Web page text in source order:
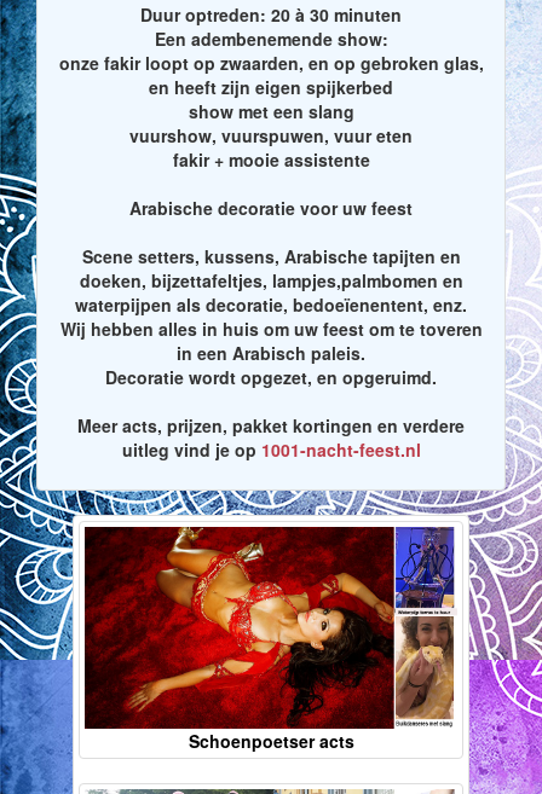
Duur optreden: 20 à 30 minuten
Een adembenemende show:
onze fakir loopt op zwaarden, en op gebroken glas,
en heeft zijn eigen spijkerbed
show met een slang
vuurshow, vuurspuwen, vuur eten
fakir + mooie assistente
Arabische decoratie voor uw feest
Scene setters, kussens, Arabische tapijten en
doeken, bijzettafeltjes, lampjes,palmbomen en
waterpijpen als decoratie, bedoeïenentent, enz.
Wij hebben alles in huis om uw feest om te toveren
in een Arabisch paleis.
Decoratie wordt opgezet, en opgeruimd.
Meer acts, prijzen, pakket kortingen en verdere
uitleg vind je op 1001-nacht-feest.nl
Schoenpoetser acts